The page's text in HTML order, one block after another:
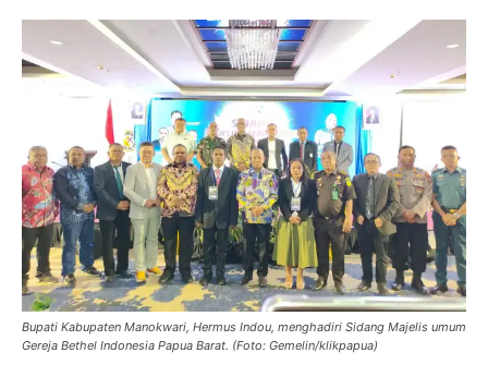
Bupati Kabupaten Manokwari, Hermus Indou, menghadiri Sidang Majelis umum
Gereja Bethel Indonesia Papua Barat. (Foto: Gemelin/klikpapua)